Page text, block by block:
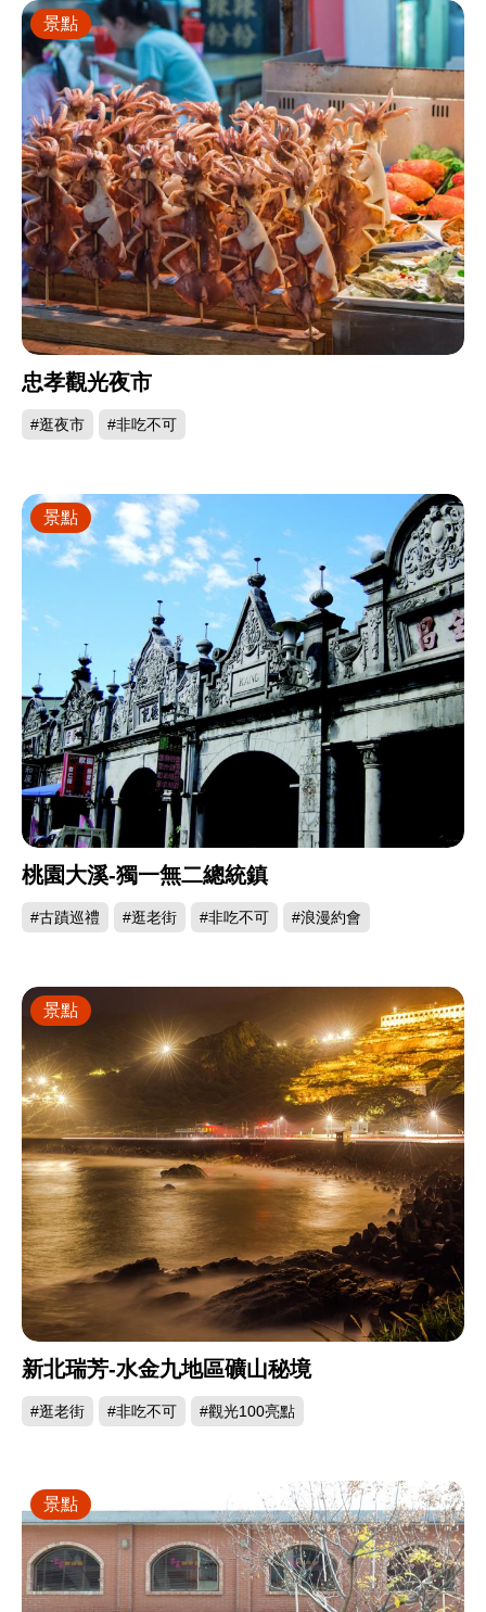
忠孝觀光夜市
#逛夜市 #非吃不可
景點
桃園大溪-獨一無二總統鎮
#古蹟巡禮 #逛老街 #非吃不可 #浪漫約會
景點
新北瑞芳-水金九地區礦山秘境
#逛老街 #非吃不可 #觀光100亮點
景點
景點